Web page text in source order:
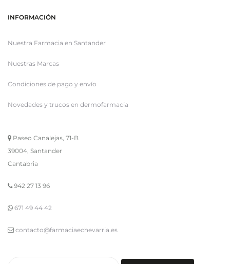
INFORMACIÓN
Nuestra Farmacia en Santander
Nuestras Marcas
Condiciones de pago y envío
Novedades y trucos en dermofarmacia
Paseo Canalejas, 71-B
39004, Santander
Cantabria
942 27 13 96
671 49 44 42
contacto@farmaciaechevarria.es